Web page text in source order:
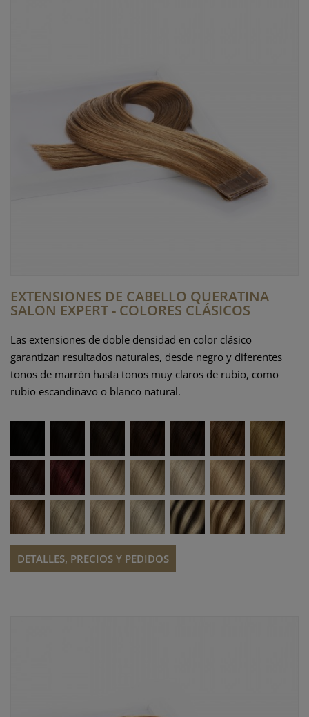
EXTENSIONES DE CABELLO QUERATINA
SALON EXPERT - COLORES CLÁSICOS
Las extensiones de doble densidad en color clásico
garantizan resultados naturales, desde negro y diferentes
tonos de marrón hasta tonos muy claros de rubio, como
rubio escandinavo o blanco natural.
DETALLES, PRECIOS Y PEDIDOS